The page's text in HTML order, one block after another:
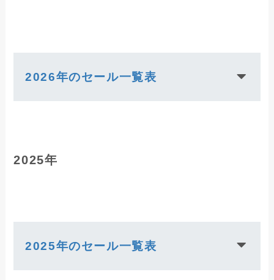
2026年のセール一覧表
2025年
2025年のセール一覧表